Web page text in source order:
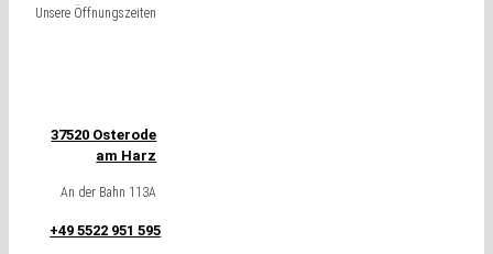
Unsere Öffnungszeiten
37520 Osterode
am Harz
An der Bahn 113A
+49 5522 951 595